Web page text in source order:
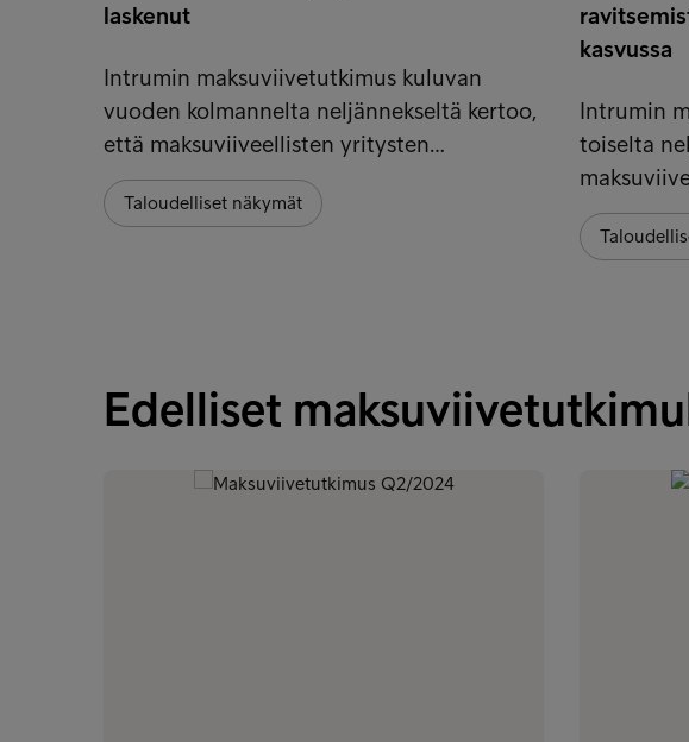
laskenut
Intrumin maksuviivetutkimus kuluvan
vuoden kolmannelta neljännekseltä kertoo,
että maksuviiveellisten yritysten…
Taloudelliset näkymät
kasvussa
Intrumin
toiselta
Edelliset